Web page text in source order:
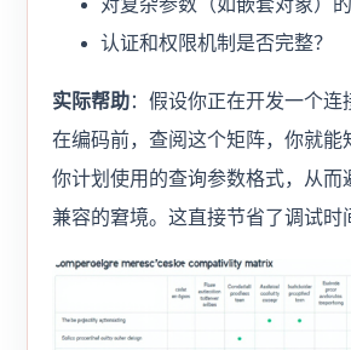
对复杂参数（如嵌套对象）
认证和权限机制是否完整？
实际帮助：假设你正在开发一个连
在编码前，查阅这个矩阵，你就能
你计划使用的查询参数格式，从而
兼容的窘境。这直接节省了调试时